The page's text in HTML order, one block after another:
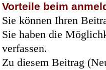
Vorteile beim
Sie können Ihren
Sie haben die
verfassen.
Zu diesem Beitrag